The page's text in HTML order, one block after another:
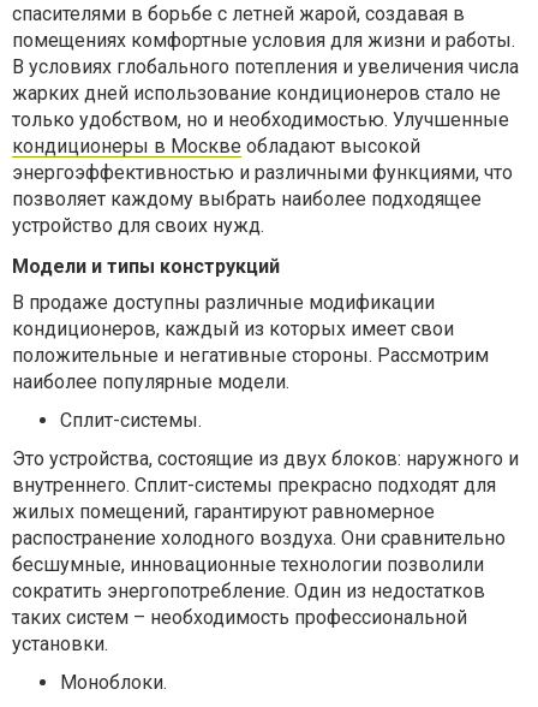
спасителями в борьбе с летней жарой, создавая в
помещениях комфортные условия для жизни и работы.
В условиях глобального потепления и увеличения числа
жарких дней использование кондиционеров стало не
только удобством, но и необходимостью. Улучшенные
кондиционеры в Москве обладают высокой
энергоэффективностью и различными функциями, что
позволяет каждому выбрать наиболее подходящее
устройство для своих нужд.
Модели и типы конструкций
В продаже доступны различные модификации
кондиционеров, каждый из которых имеет свои
положительные и негативные стороны. Рассмотрим
наиболее популярные модели.
Сплит-системы.
Это устройства, состоящие из двух блоков: наружного и
внутреннего. Сплит-системы прекрасно подходят для
жилых помещений, гарантируют равномерное
распостранение холодного воздуха. Они сравнительно
бесшумные, инновационные технологии позволили
сократить энергопотребление. Один из недостатков
таких систем – необходимость профессиональной
установки.
Моноблоки.